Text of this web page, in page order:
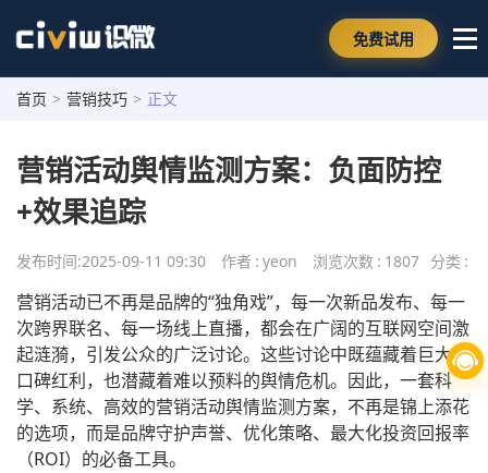
免费试用
首页 > 营销技巧 > 正文
营销活动舆情监测方案：负面防控
+效果追踪
发布时间:2025-09-11 09:30 作者 : yeon 浏览次数 : 1807 分类 :
营销活动已不再是品牌的“独角戏”，每一次新品发布、每一
次跨界联名、每一场线上直播，都会在广阔的互联网空间激
起涟漪，引发公众的广泛讨论。这些讨论中既蕴藏着巨大的
口碑红利，也潜藏着难以预料的舆情危机。因此，一套科
学、系统、高效的营销活动舆情监测方案，不再是锦上添花
的选项，而是品牌守护声誉、优化策略、最大化投资回报率
（ROI）的必备工具。